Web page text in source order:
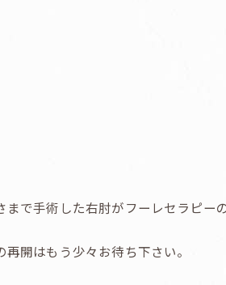
まで手術した右肘がフーレセラピー
開はもう少々お待ち下さい。